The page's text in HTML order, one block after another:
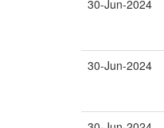
30-Jun-2024
30-Jun-2024